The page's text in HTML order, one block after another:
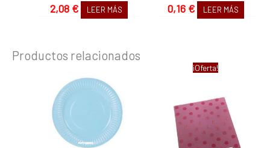
2,08 € LEER MÁS 0,16 € LEER MÁS
Productos relacionados
¡Oferta!
El
original
era:
3,63 €.
actual
es:
2,90 €.